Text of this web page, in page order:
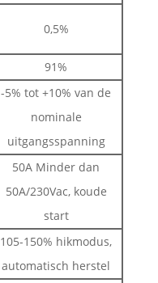
0,5%
91%
-5% tot +10% van de
nominale
uitgangsspanning
50A Minder dan
50A/230Vac, koude
start
105-150% hikmodus,
automatisch herstel